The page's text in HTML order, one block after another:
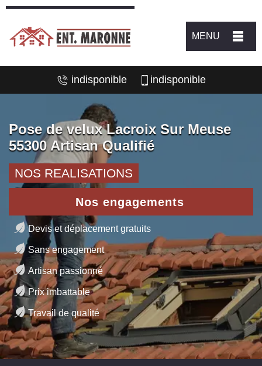
MENU
indisponible indisponible
Pose de velux Lacroix Sur Meuse
55300 Artisan Qualifié
NOS REALISATIONS
Nos engagements
Devis et déplacement gratuits
Sans engagement
Artisan passionné
Prix imbattable
Travail de qualité